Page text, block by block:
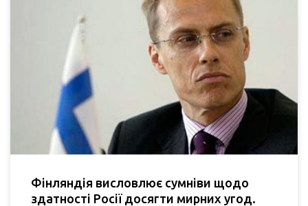
Фінляндія висловлює сумніви щодо
здатності Росії досягти мирних угод.